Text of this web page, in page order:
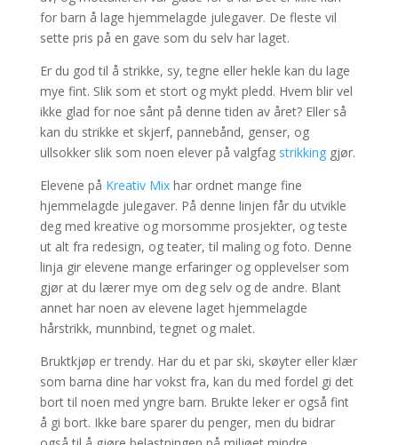
for barn å lage hjemmelagde julegaver. De fleste vil
sette pris på en gave som du selv har laget.
Er du god til å strikke, sy, tegne eller hekle kan du lage
mye fint. Slik som et stort og mykt pledd. Hvem blir vel
ikke glad for noe sånt på denne tiden av året? Eller så
kan du strikke et skjerf, pannebånd, genser, og
ullsokker slik som noen elever på valgfag strikkinggjør.
Elevene på Kreativ Mixhar ordnet mange fine
hjemmelagde julegaver. På denne linjen får du utvikle
deg med kreative og morsomme prosjekter, og teste
ut alt fra redesign, og teater, til maling og foto. Denne
linja gir elevene mange erfaringer og opplevelser som
gjør at du lærer mye om deg selv og de andre. Blant
annet har noen av elevene laget hjemmelagde
hårstrikk, munnbind, tegnet og malet.
Bruktkjøp er trendy. Har du et par ski, skøyter eller klær
som barna dine har vokst fra, kan du med fordel gi det
bort til noen med yngre barn. Brukte leker er også fint
å gi bort. Ikke bare sparer du penger, men du bidrar